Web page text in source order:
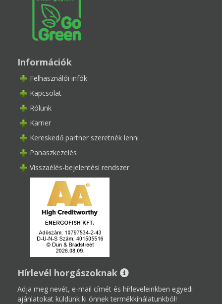
Információk
Felhasználói infók
Kapcsolat
Rólunk
Karrier
Kereskedő partner szeretnék lenni
Panaszkezelés
Visszaélés-bejelentési rendszer
Hírlevél horgászoknak
Adja meg nevét, e-mail címét és hírleveleinkben egyedi
ajánlatokat küldünk ki önnek termékkínálatunkból!